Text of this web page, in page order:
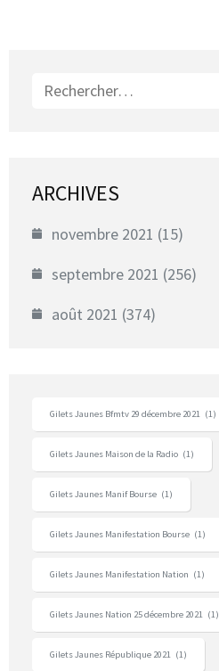
Rechercher :
ARCHIVES
novembre 2021 (15)
septembre 2021 (256)
août 2021 (374)
Gilets Jaunes Bfmtv 29 décembre 2021 (1)
Gilets Jaunes Maison de la Radio (1)
Gilets Jaunes Manif Bourse (1)
Gilets Jaunes Manifestation Bourse (1)
Gilets Jaunes Manifestation Nation (1)
Gilets Jaunes Nation 25 décembre 2021 (1)
Gilets Jaunes République 2021 (1)